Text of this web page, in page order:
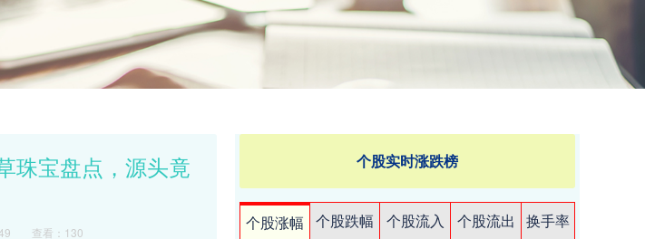
珠宝盘点，源头竟
查看：130
个股实时涨跌榜
个股涨幅 个股跌幅 个股流入 个股流出
换手率